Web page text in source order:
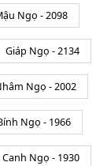
Ngọ - 2098
Giáp Ngọ - 2134
Ngọ - 2002
Ngọ - 1966
Canh Ngọ - 1930